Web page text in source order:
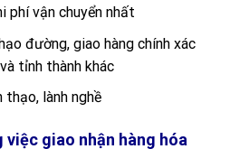
phí vận chuyển nhất
đường, giao hàng chính xác
tỉnh thành khác
lành nghề
giao nhận hàng hóa